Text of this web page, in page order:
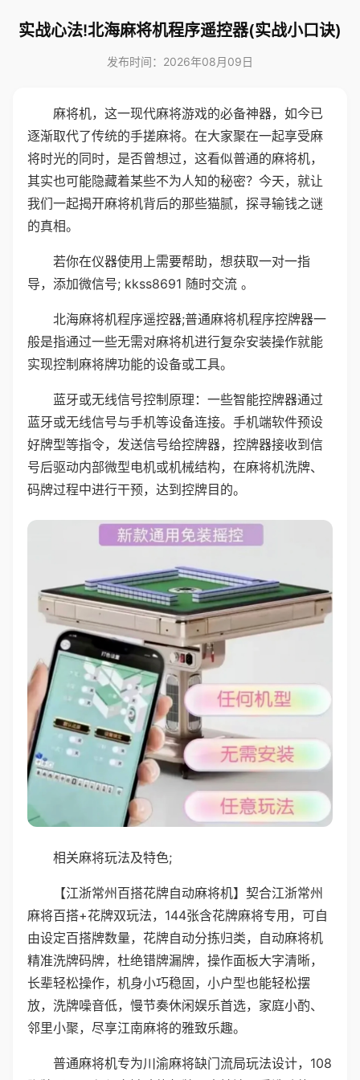
实战心法!北海麻将机程序遥控器(实战小口诀)
发布时间：2026年08月09日
麻将机，这一现代麻将游戏的必备神器，如今已
逐渐取代了传统的手搓麻将。在大家聚在一起享受麻
将时光的同时，是否曾想过，这看似普通的麻将机，
其实也可能隐藏着某些不为人知的秘密？今天，就让
我们一起揭开麻将机背后的那些猫腻，探寻输钱之谜
的真相。
若你在仪器使用上需要帮助，想获取一对一指
导，添加微信号; kkss8691 随时交流 。
北海麻将机程序遥控器;普通麻将机程序控牌器一
般是指通过一些无需对麻将机进行复杂安装操作就能
实现控制麻将牌功能的设备或工具。
蓝牙或无线信号控制原理：一些智能控牌器通过
蓝牙或无线信号与手机等设备连接。手机端软件预设
好牌型等指令，发送信号给控牌器，控牌器接收到信
号后驱动内部微型电机或机械结构，在麻将机洗牌、
码牌过程中进行干预，达到控牌目的。
相关麻将玩法及特色;
【江浙常州百搭花牌自动麻将机】契合江浙常州
麻将百搭+花牌双玩法，144张含花牌麻将专用，可自
由设定百搭牌数量，花牌自动分拣归类，自动麻将机
精准洗牌码牌，杜绝错牌漏牌，操作面板大字清晰，
长辈轻松操作，机身小巧稳固，小户型也能轻松摆
放，洗牌噪音低，慢节奏休闲娱乐首选，家庭小酌、
邻里小聚，尽享江南麻将的雅致乐趣。
普通麻将机专为川渝麻将缺门流局玩法设计，108